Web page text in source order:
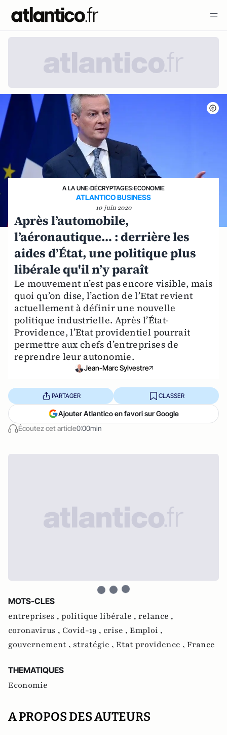
A LA UNE›DÉCRYPTAGES›ECONOMIE
ATLANTICO BUSINESS
10 juin 2020
Après l’automobile,
l’aéronautique… : derrière les
aides d’État, une politique plus
libérale qu'il n’y paraît
Le mouvement n’est pas encore visible, mais
quoi qu’on dise, l’action de l’Etat revient
actuellement à définir une nouvelle
politique industrielle. Après l’État-
Providence, l’Etat providentiel pourrait
permettre aux chefs d’entreprises de
reprendre leur autonomie.
Jean-Marc Sylvestre
Écoutez cet article0:00min
PARTAGER CLASSER
Ajouter Atlantico en favori sur Google
MOTS-CLES
entreprises , politique libérale , relance ,
coronavirus , Covid-19 , crise , Emploi ,
gouvernement , stratégie , Etat providence , France
THEMATIQUES
Economie
A PROPOS DES AUTEURS